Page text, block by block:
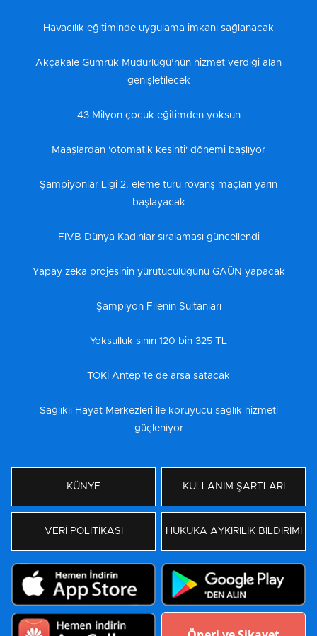
Havacılık eğitiminde uygulama imkanı sağlanacak
Akçakale Gümrük Müdürlüğü’nün hizmet verdiği alan
genişletilecek
43 Milyon çocuk eğitimden yoksun
Maaşlardan 'otomatik kesinti' dönemi başlıyor
Şampiyonlar Ligi 2. eleme turu rövanş maçları yarın
başlayacak
FIVB Dünya Kadınlar sıralaması güncellendi
Yapay zeka projesinin yürütücülüğünü GAÜN yapacak
Şampiyon Filenin Sultanları
Yoksulluk sınırı 120 bin 325 TL
TOKİ Antep’te de arsa satacak
Sağlıklı Hayat Merkezleri ile koruyucu sağlık hizmeti
güçleniyor
KÜNYE KULLANIM ŞARTLARI
VERİ POLİTİKASI HUKUKA AYKIRILIK BİLDİRİMİ